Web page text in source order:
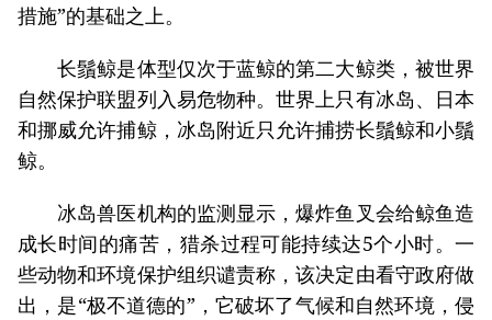
措施”的基础之上。
长鬚鲸是体型仅次于蓝鲸的第二大鲸类，被世界
自然保护联盟列入易危物种。世界上只有冰岛、日本
和挪威允许捕鲸，冰岛附近只允许捕捞长鬚鲸和小鬚
鲸。
冰岛兽医机构的监测显示，爆炸鱼叉会给鲸鱼造
成长时间的痛苦，猎杀过程可能持续达5个小时。一
些动物和环境保护组织谴责称，该决定由看守政府做
出，是“极不道德的”，它破坏了气候和自然环境，侵